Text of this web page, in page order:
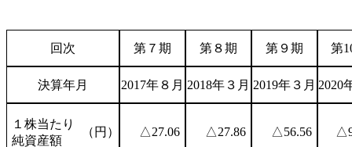
回次 第７期 第８期 第９期 第
決算年月 2017年８月 2018年３月 2019年３月 2020
１株当たり
純資産額
（円） △27.06 △27.86 △56.56